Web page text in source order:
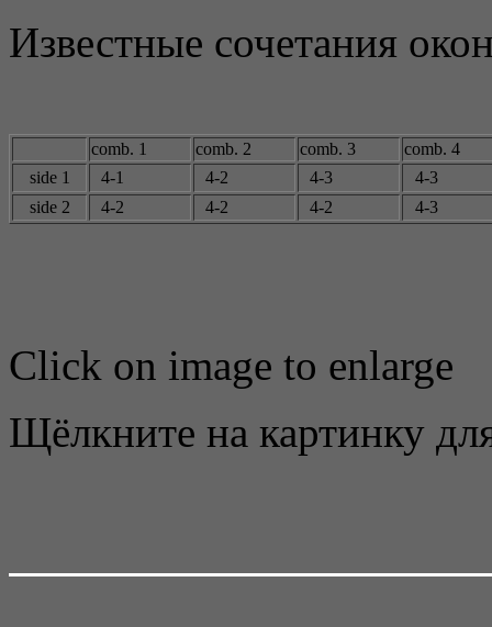
Известные сочетания
comb. 1 comb. 2 comb. 3
comb. 4
side 1
4-1 4-2 4-3
4-3
side 2
4-2 4-2 4-2 4-3
Click on image to enlarge
Щёлкните на картинку